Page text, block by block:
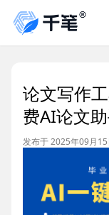
论文写作
费AI论文
发布于 2025年09月15